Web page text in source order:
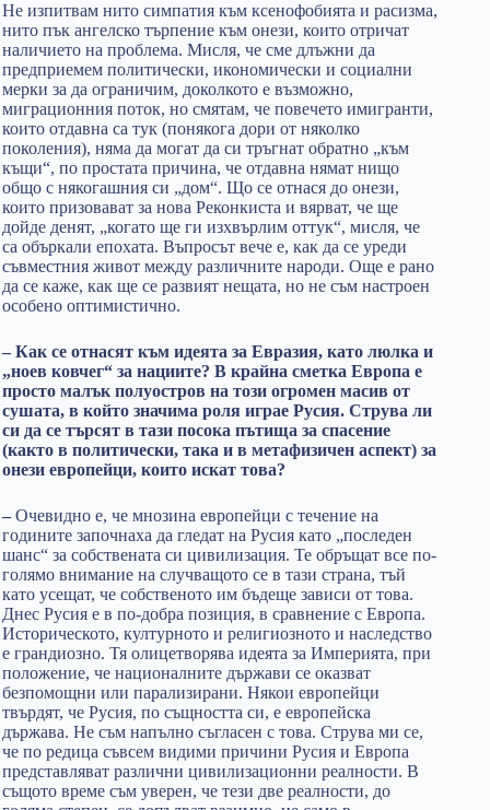
Не изпитвам нито симпатия към ксенофобията и расизма,
нито пък ангелско търпение към онези, които отричат
наличието на проблема. Мисля, че сме длъжни да
предприемем политически, икономически и социални
мерки за да ограничим, доколкото е възможно,
миграционния поток, но смятам, че повечето имигранти,
които отдавна са тук (понякога дори от няколко
поколения), няма да могат да си тръгнат обратно „към
къщи“, по простата причина, че отдавна нямат нищо
общо с някогашния си „дом“. Що се отнася до онези,
които призовават за нова Реконкиста и вярват, че ще
дойде денят, „когато ще ги изхвърлим оттук“, мисля, че
са объркали епохата. Въпросът вече е, как да се уреди
съвместния живот между различните народи. Още е рано
да се каже, как ще се развият нещата, но не съм настроен
особено оптимистично.
– Как се отнасят към идеята за Евразия, като люлка и
„ноев ковчег“ за нациите? В крайна сметка Европа е
просто малък полуостров на този огромен масив от
сушата, в който значима роля играе Русия. Струва ли
си да се търсят в тази посока пътища за спасение
(както в политически, така и в метафизичен аспект) за
онези европейци, които искат това?
– Очевидно е, че мнозина европейци с течение на
годините започнаха да гледат на Русия като „последен
шанс“ за собствената си цивилизация. Те обръщат все по-
голямо внимание на случващото се в тази страна, тъй
като усещат, че собственото им бъдеще зависи от това.
Днес Русия е в по-добра позиция, в сравнение с Европа.
Историческото, културното и религиозното и наследство
е грандиозно. Тя олицетворява идеята за Империята, при
положение, че националните държави се оказват
безпомощни или парализирани. Някои европейци
твърдят, че Русия, по същността си, е европейска
държава. Не съм напълно съгласен с това. Струва ми се,
че по редица съвсем видими причини Русия и Европа
представляват различни цивилизационни реалности. В
същото време съм уверен, че тези две реалности, до